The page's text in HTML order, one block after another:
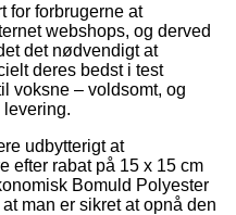
for forbrugerne at
webshops, og derved
det nødvendigt at
deres bedst i test
voksne – voldsomt, og
udbytterigt at
efter rabat på 15 x 15 cm
Bomuld Polyester
man er sikret at opnå den